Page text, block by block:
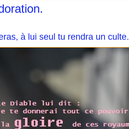
à lui seul tu rendra un culte.